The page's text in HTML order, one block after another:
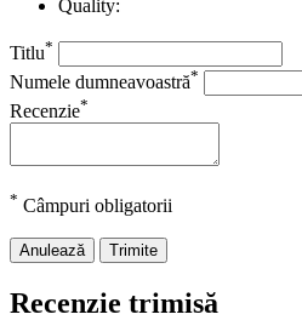
Quality:
Titlu*
Numele dumneavoastră*
Recenzie*
* Câmpuri obligatorii
Anulează Trimite
Recenzie trimisă